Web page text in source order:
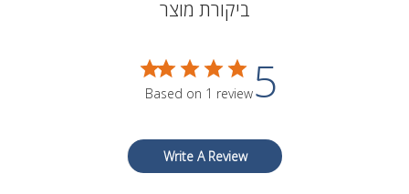
ביקורת מוצר
5
Based on 1 review
Write A Review